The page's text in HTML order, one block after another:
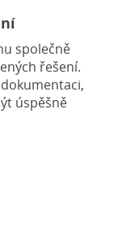
společně
řešení.
úspěšně